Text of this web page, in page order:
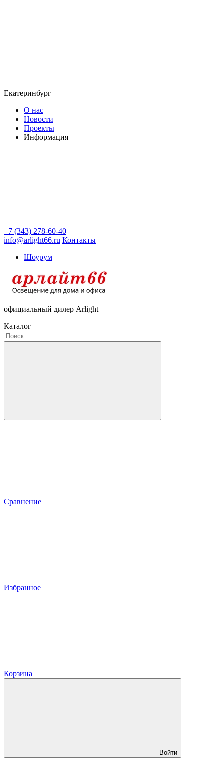
Екатеринбург
О нас
Новости
Проекты
Информация
+7 (343) 278-60-40
info@arlight66.ru Контакты
Шоурум
официальный дилер Arlight
Каталог
Сравнение
Избранное
Корзина
Войти